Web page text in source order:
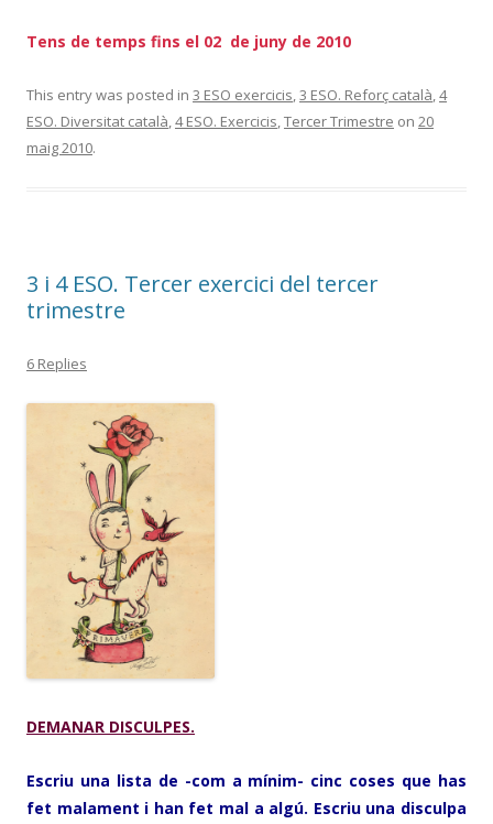
Tens de temps fins el 02 de juny de 2010
This entry was posted in 3 ESO exercicis,3 ESO. Reforç català,4
ESO. Diversitat català,4 ESO. Exercicis,Tercer Trimestre on 20
maig 2010.
3 i 4 ESO. Tercer exercici del tercer
trimestre
6 Replies
DEMANAR DISCULPES.
Escriu una lista de -com a mínim- cinc coses que has
fet malament i han fet mal a algú. Escriu una disculpa